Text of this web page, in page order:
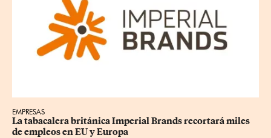
EMPRESAS
La tabacalera británica Imperial Brands recortará miles
de empleos en EU y Europa